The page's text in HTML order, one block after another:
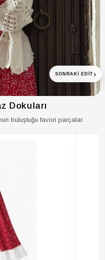
kullanım hem de hediye
bir mutfak ürünüdür.
Dokuları
buluştuğu favori parçalar.
SONRAKI EDIT ›